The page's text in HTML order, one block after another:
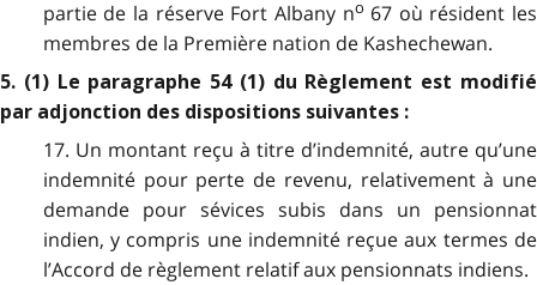
partie de la réserve Fort Albany no 67 où résident les
membres de la Première nation de Kashechewan.
5. (1) Le paragraphe 54 (1) du Règlement est modifié
par adjonction des dispositions suivantes :
17. Un montant reçu à titre d’indemnité, autre qu’une
indemnité pour perte de revenu, relativement à une
demande pour sévices subis dans un pensionnat
indien, y compris une indemnité reçue aux termes de
l’Accord de règlement relatif aux pensionnats indiens.